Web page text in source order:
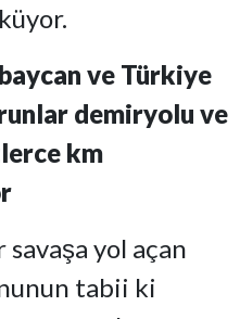
ve Türkiye
demiryolu ve
km
savaşa yol açan
tabii ki